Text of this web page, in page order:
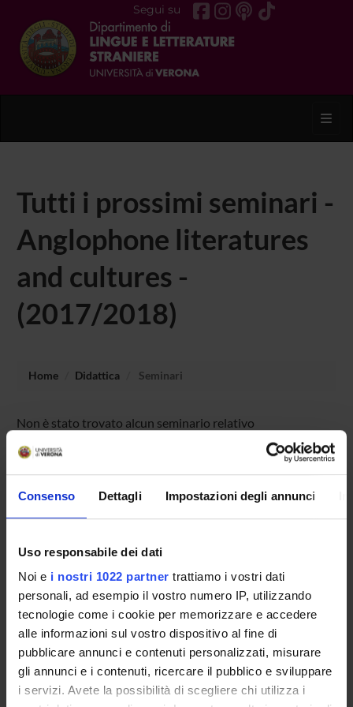
Consenso Dettagli Impostazioni degli annunci
Uso responsabile dei dati
Noi e i nostri 1022 partner trattiamo i vostri dati
personali, ad esempio il vostro numero IP, utilizzando
tecnologie come i cookie per memorizzare e accedere
alle informazioni sul vostro dispositivo al fine di
pubblicare annunci e contenuti personalizzati, misurare
gli annunci e i contenuti, ricercare il pubblico e sviluppare
i servizi. Avete la possibilità di scegliere chi utilizza i
Segui su
Tutti i prossimi seminari -
Anglophone literatures
and cultures -
(2017/2018)
Home Didattica Seminari
Non è stato trovato alcun seminario relativo
all'insegnamento Anglophone literatures and cultures.
CORSI DI STUDIO
DOTTORATI DI RICERCA E FORMAZIONE
SUPERIORE
Contatti
Persone
Luoghi